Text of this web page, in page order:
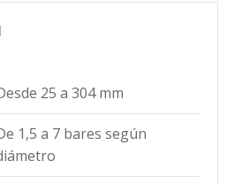
25 a 304 mm
1,5 a 7 bares según